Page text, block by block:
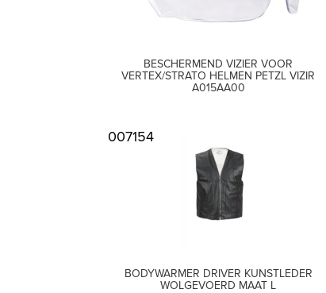
BESCHERMEND VIZIER VOOR
VERTEX/STRATO HELMEN PETZL VIZIR
A015AA00
007154
BODYWARMER DRIVER KUNSTLEDER
WOLGEVOERD MAAT L